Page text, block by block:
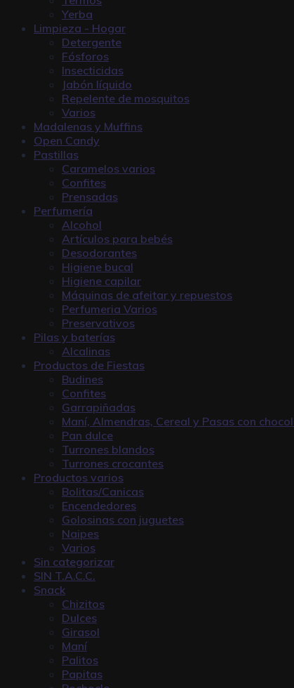
Yerba
Limpieza - Hogar
Detergente
Fósforos
Insecticidas
Jabón líquido
Repelente de mosquitos
Varios
Madalenas y Muffins
Open Candy
Pastillas
Caramelos varios
Confites
Prensadas
Perfumería
Alcohol
Artículos para bebés
Desodorantes
Higiene bucal
Higiene capilar
Máquinas de afeitar y repuestos
Perfumeria Varios
Preservativos
Pilas y baterías
Alcalinas
Productos de Fiestas
Budines
Confites
Garrapiñadas
Maní, Almendras, Cereal y Pasas con
Pan dulce
Turrones blandos
Turrones crocantes
Productos varios
Bolitas/Canicas
Encendedores
Golosinas con juguetes
Naipes
Varios
Sin categorizar
SIN T.A.C.C.
Snack
Chizitos
Dulces
Girasol
Maní
Palitos
Papitas